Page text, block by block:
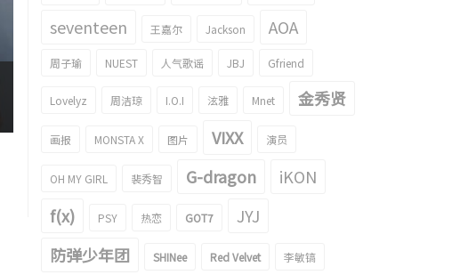
照片集引起了话题！
gif引起了话题！
seventeen 王嘉尔 Jackson AOA
周子瑜 NUEST 人气歌谣 JBJ Gfriend
Lovelyz 周洁琼 I.O.I 泫雅 Mnet 金秀贤
画报 MONSTA X 图片 VIXX 演员
OH MY GIRL 裴秀智 G-dragon
iKON
f(x)
PSY 热恋 GOT7
JYJ
防弹少年团
SHINee Red Velvet 李敏镐